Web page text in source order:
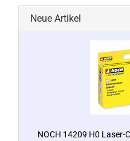
Neue Artikel
NOCH 14209 H0 Laser-